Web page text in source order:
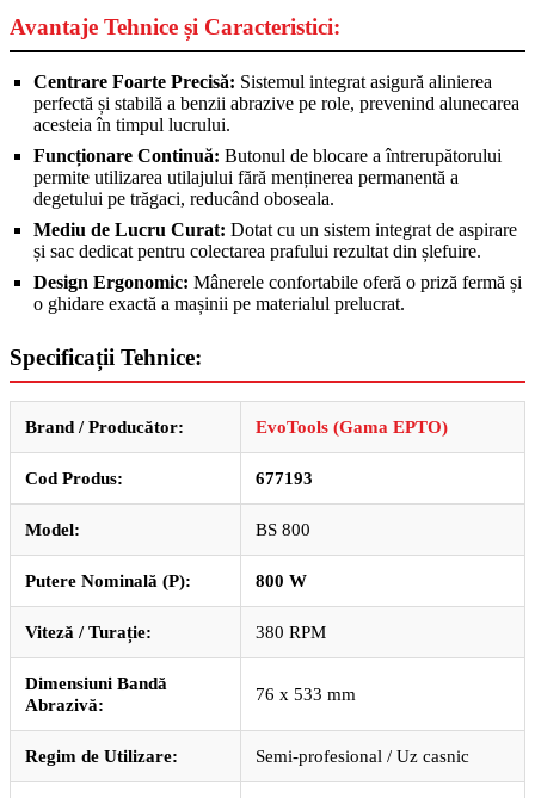
Avantaje Tehnice și Caracteristici:
Centrare Foarte Precisă: Sistemul integrat asigură alinierea
perfectă și stabilă a benzii abrazive pe role, prevenind alunecarea
acesteia în timpul lucrului.
Funcționare Continuă: Butonul de blocare a întrerupătorului
permite utilizarea utilajului fără menținerea permanentă a
degetului pe trăgaci, reducând oboseala.
Mediu de Lucru Curat: Dotat cu un sistem integrat de aspirare
și sac dedicat pentru colectarea prafului rezultat din șlefuire.
Design Ergonomic: Mânerele confortabile oferă o priză fermă și
o ghidare exactă a mașinii pe materialul prelucrat.
Specificații Tehnice:
Brand / Producător: EvoTools (Gama EPTO)
Cod Produs: 677193
Model: BS 800
Putere Nominală (P): 800 W
Viteză / Turație: 380 RPM
Dimensiuni Bandă
Abrazivă:
76 x 533 mm
Regim de Utilizare: Semi-profesional / Uz casnic